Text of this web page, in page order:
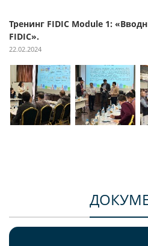
Тренинг FIDIC Modulе 1:
FIDIC».
22.02.2024